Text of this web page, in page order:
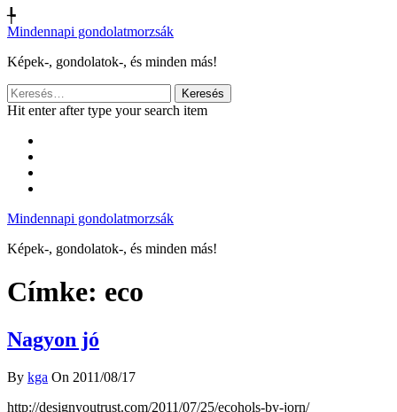
╄
Mindennapi gondolatmorzsák
Képek-, gondolatok-, és minden más!
Keresés:
Hit enter after type your search item
Mindennapi gondolatmorzsák
Képek-, gondolatok-, és minden más!
Címke: eco
Nagyon jó
By kga On 2011/08/17
http://designyoutrust.com/2011/07/25/ecohols-by-jorn/